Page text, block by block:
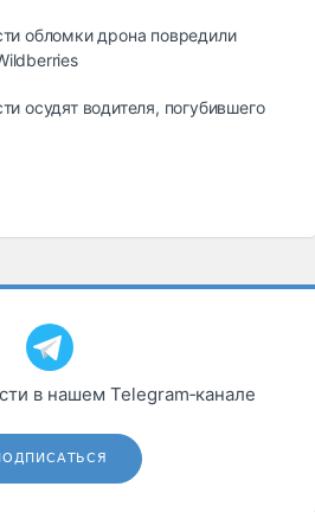
обломки дрона повредили
осудят водителя, погубившего
в нашем Telegram‑канале